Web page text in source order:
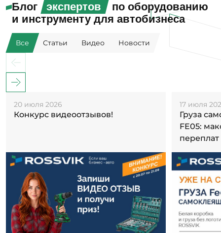
Блог экспертов
по оборудованию
и инструменту для автобизнеса
Все Статьи Видео Новости
20 июля 2026
Конкурс видеоотзывов!
17 июля
Груза
FE05:
переплат